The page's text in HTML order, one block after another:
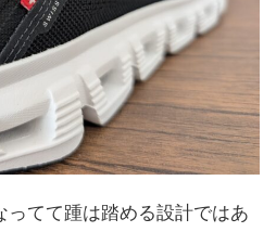
ってて踵は踏める設計ではあ